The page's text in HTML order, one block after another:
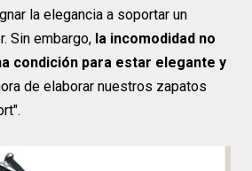
la elegancia a soportar un
Sin embargo, la incomodidad no
condición para estar elegante y
de elaborar nuestros zapatos